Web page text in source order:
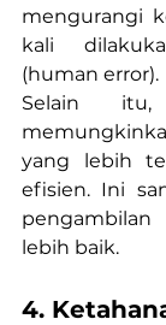
mengurangi
kali
(human error).
Selain
yang lebih
efisien. Ini
lebih baik.
4.